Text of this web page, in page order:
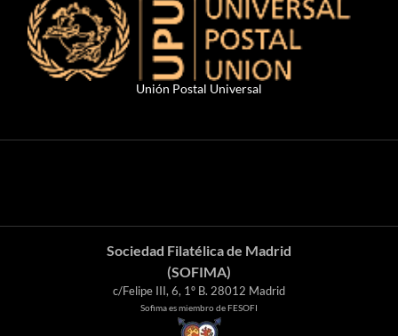
Unión Postal Universal
Sociedad Filatélica de Madrid
(SOFIMA)
c/Felipe III, 6, 1º B. 28012 Madrid
Sofima es miembro de FESOFI